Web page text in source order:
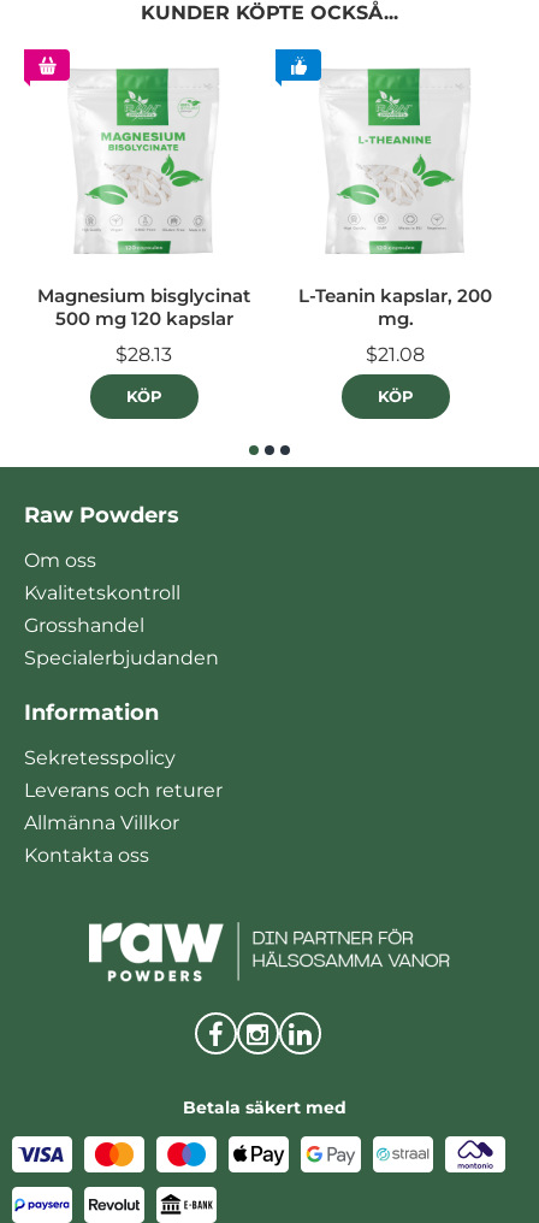
KUNDER KÖPTE OCKSÅ...
Magnesium bisglycinat
500 mg 120 kapslar
$28.13
KÖP
L-Teanin kapslar, 200
mg.
$21.08
KÖP
Raw Powders
Om oss
Kvalitetskontroll
Grosshandel
Specialerbjudanden
Information
Sekretesspolicy
Leverans och returer
Allmänna Villkor
Kontakta oss
Betala säkert med